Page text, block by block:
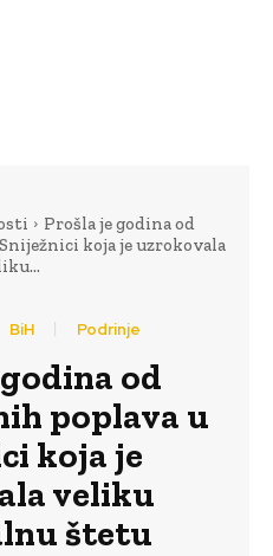
Prošla je godina od
koja je uzrokovala
BiH Podrinje
od
poplava u
koja je
veliku
štetu